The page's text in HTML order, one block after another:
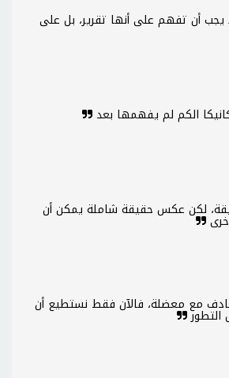
يجب أن تفهم على أنها تقرير، بل على
الكم لم يفهمها بعد
لكن عكس حقيقة شاملة يمكن أن
مع معضلة، فالآن فقط نستطيع أن